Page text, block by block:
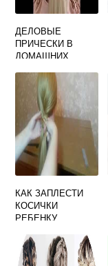
ДЕЛОВЫЕ
ПРИЧЕСКИ В
ДОМАШНИХ
КАК ЗАПЛЕСТИ
КОСИЧКИ
РЕБЕНКУ
ИНСТРУКЦИЯ ДЛЯ
НАЧИНАЮЩЕГО